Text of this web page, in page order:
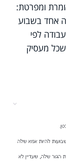
ומפרטת:
אחד בשבוע
לפי
מעסיק